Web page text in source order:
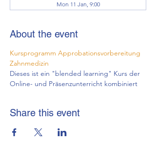
Mon 11 Jan, 9:00
About the event
Kursprogramm Approbationsvorbereitung
Zahnmedizin
Dieses ist ein "blended learning" Kurs der
Online- und Präsenzunterricht kombiniert
Share this event